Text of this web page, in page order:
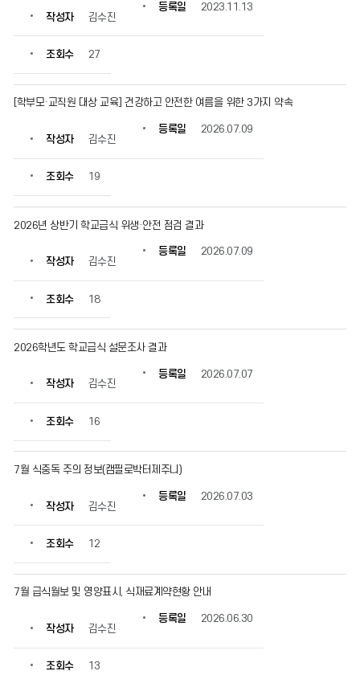
번
작
자,
등
록
보
확
수
니
다.
작성자 김수진
등록일 2023.11.13
조회수 27
[학부모·교직원 대상 교육] 건강하고 안전한 여름을 위한 3가지 약속
작성자 김수진
등록일 2026.07.09
조회수 19
2026년 상반기 학교급식 위생·안전 점검 결과
작성자 김수진
등록일 2026.07.09
조회수 18
2026학년도 학교급식 설문조사 결과
작성자 김수진
등록일 2026.07.07
조회수 16
7월 식중독 주의 정보(캠필로박터제주니)
작성자 김수진
등록일 2026.07.03
조회수 12
7월 급식월보 및 영양표시, 식재료계약현황 안내
작성자 김수진
등록일 2026.06.30
조회수 13